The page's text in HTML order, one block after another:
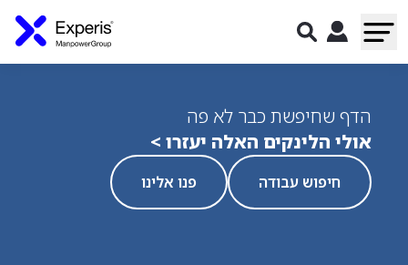
הדף שחיפשת כבר לא פה
אולי הלינקים האלה יעזרו >
חיפוש עבודה פנו אלינו